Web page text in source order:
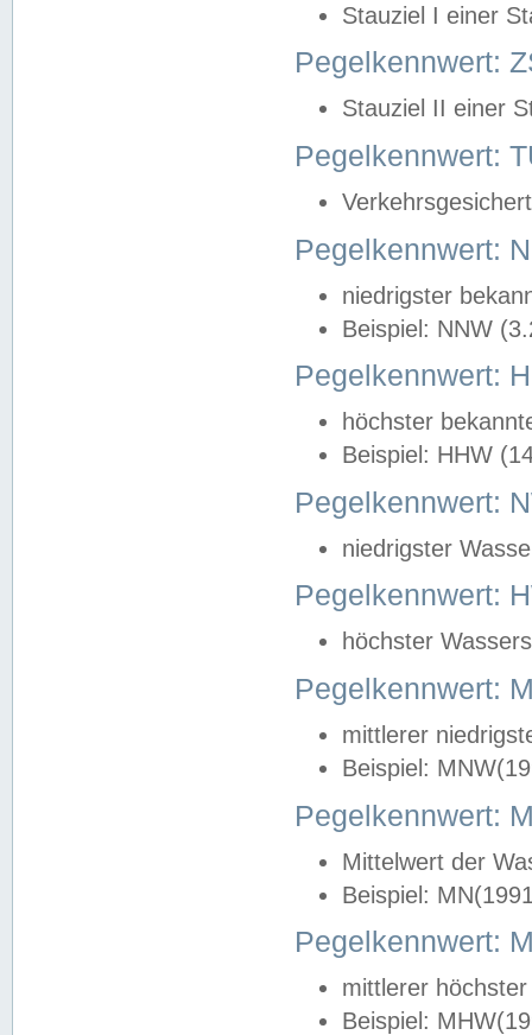
Stauziel I einer
Pegelkennwert:
Stauziel II einer
Pegelkennwert:
Pegelkennwert:
niedrigster
Beispiel: NNW
Pegelkennwert:
höchster
Beispiel: HHW
Pegelkennwert:
niedrigster
Pegelkennwert:
höchster
Pegelkennwert:
mittlerer
Beispiel:
Pegelkennwert:
Mittelwert der
Beispiel:
Pegelkennwert:
mittlerer
Beispiel: